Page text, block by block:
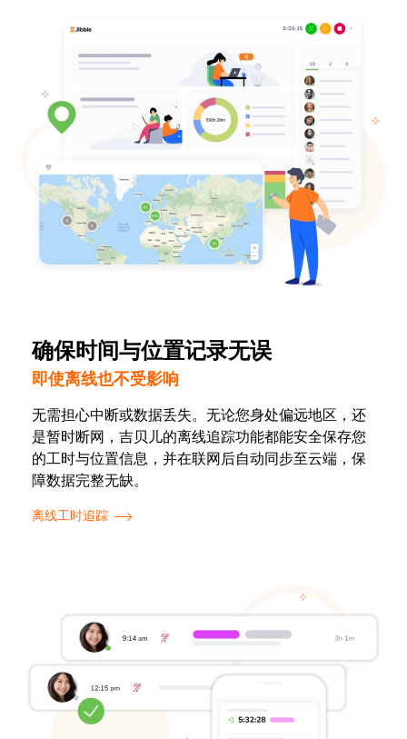
确保时间与位置记录无误
即使离线也不受影响
无需担心中断或数据丢失。无论您身处偏远地区，还
是暂时断网，吉贝儿的离线追踪功能都能安全保存您
的工时与位置信息，并在联网后自动同步至云端，保
障数据完整无缺。
离线工时追踪